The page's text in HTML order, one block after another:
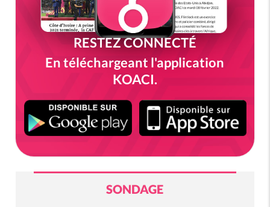
RESTEZ CONNECTÉ
En téléchargeant l'application
KOACI.
SONDAGE